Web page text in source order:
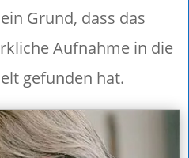
Grund, dass das
Aufnahme in die
gefunden hat.